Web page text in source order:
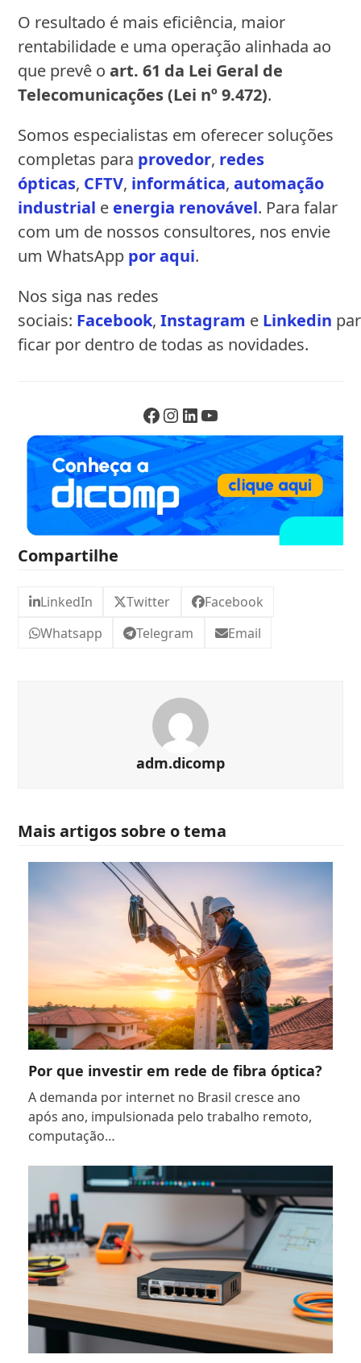
O resultado é mais eficiência, maior
rentabilidade e uma operação alinhada ao
que prevê oart. 61 da Lei Geral de
Telecomunicações (Lei nº 9.472).
Somos especialistas em oferecer soluções
completas para provedor, redes
ópticas, CFTV, informática, automação
industrial e energia renovável. Para falar
com um de nossos consultores, nos envie
um WhatsApp por aqui.
Nos siga nas redes
sociais: Facebook, Instagram e Linkedin
ficar por dentro de todas as novidades.
Compartilhe
LinkedIn Twitter
Facebook
Whatsapp
Telegram Email
adm.dicomp
Mais artigos sobre o tema
Por que investir em rede de fibra óptica?
A demanda por internet no Brasil cresce ano
após ano, impulsionada pelo trabalho remoto,
computação…